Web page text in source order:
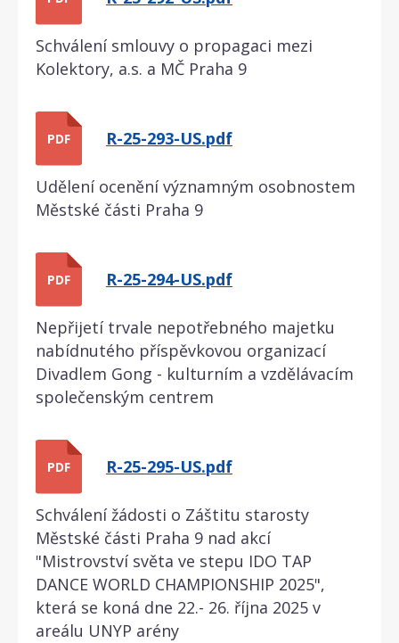
Schválení smlouvy o propagaci mezi
Kolektory, a.s. a MČ Praha 9
PDF R-25-293-US.pdf
Udělení ocenění významným osobnostem
Městské části Praha 9
PDF R-25-294-US.pdf
Nepřijetí trvale nepotřebného majetku
nabídnutého příspěvkovou organizací
Divadlem Gong - kulturním a vzdělávacím
společenským centrem
PDF R-25-295-US.pdf
Schválení žádosti o Záštitu starosty
Městské části Praha 9 nad akcí
"Mistrovství světa ve stepu IDO TAP
DANCE WORLD CHAMPIONSHIP 2025",
která se koná dne 22.- 26. října 2025 v
areálu UNYP arény